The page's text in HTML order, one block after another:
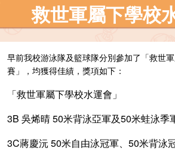
救世軍屬下學校
早前我校游泳隊及籃球隊分別參加了「救世
賽」，均獲得佳績，獎項如下：
「救世軍屬下學校水運會」
3B 吳烯晴 50米背泳亞軍及50米蛙泳季
3C蔣慶沅 50米自由泳冠軍、50米背泳